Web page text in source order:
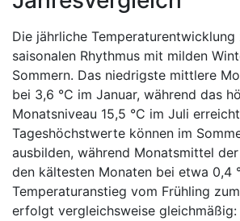
Die jährliche
saisonalen Rhythmus mit milden
Sommern. Das niedrigste mittlere
bei 3,6 °C im Januar, während das
Monatsniveau 15,5 °C im Juli
Tageshöchstwerte können im
ausbilden, während Monatsmittel
den kältesten Monaten bei etwa 0,4
Temperaturanstieg vom Frühling
erfolgt vergleichsweise gleichmäßig: